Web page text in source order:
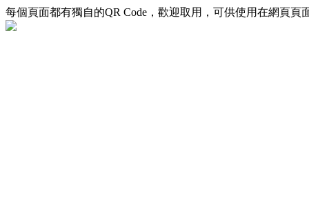
每個頁面都有獨自的QR Code，歡迎取用，可供使用在網頁頁